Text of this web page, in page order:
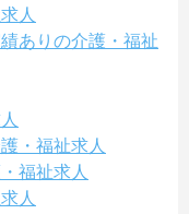
人
ありの介護・福祉
・福祉求人
福祉求人
人